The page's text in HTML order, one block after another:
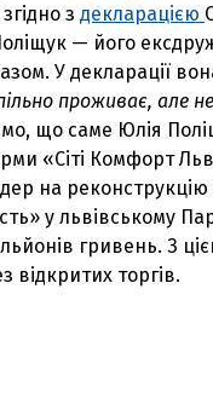
здекларацією
— його
У декларації
проживає, але
що саме Юлія
«Сіті Комфорт
на
у львівському
гривень. З
відкритих торгів.